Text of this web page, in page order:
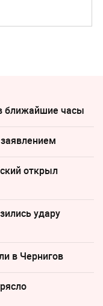
ближайшие часы
открыл
удару
в Чернигов